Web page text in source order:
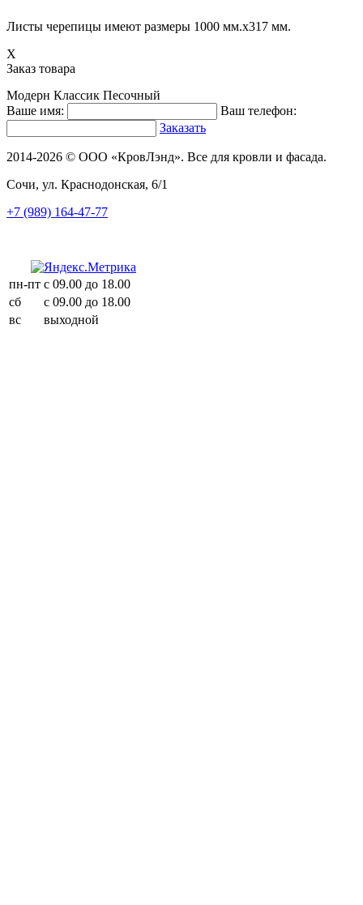
Листы черепицы имеют размеры 1000 мм.х317 мм.
X
Заказ товара
Модерн Классик Песочный
Ваше имя:
Ваш телефон:
Заказать
2014-2026 © ООО «КровЛэнд». Все для кровли и фасада.
Сочи, ул. Краснодонская, 6/1
+7 (989) 164-47-77
пн-пт с 09.00 до 18.00
сб
с 09.00 до 18.00
вс
выходной